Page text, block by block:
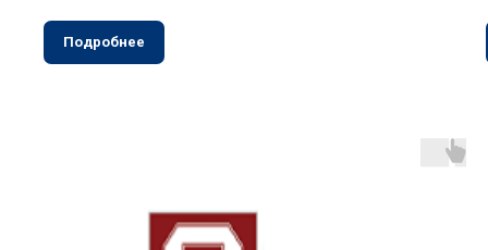
Подробнее